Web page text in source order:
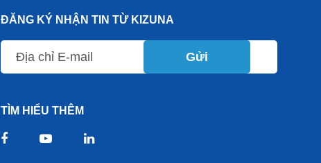
ĐĂNG KÝ NHẬN TIN TỪ KIZUNA
Gửi
TÌM HIỂU THÊM